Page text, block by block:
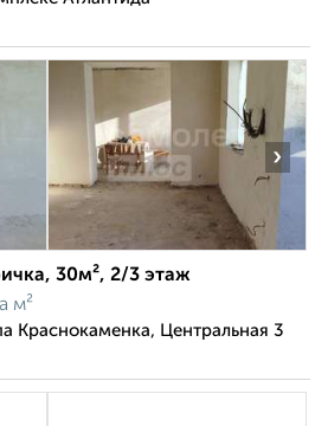
›
30м², 2/3 этаж
м²
Краснокаменка, Центральная 3